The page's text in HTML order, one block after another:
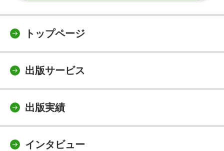
トップページ
出版サービス
出版実績
インタビュー